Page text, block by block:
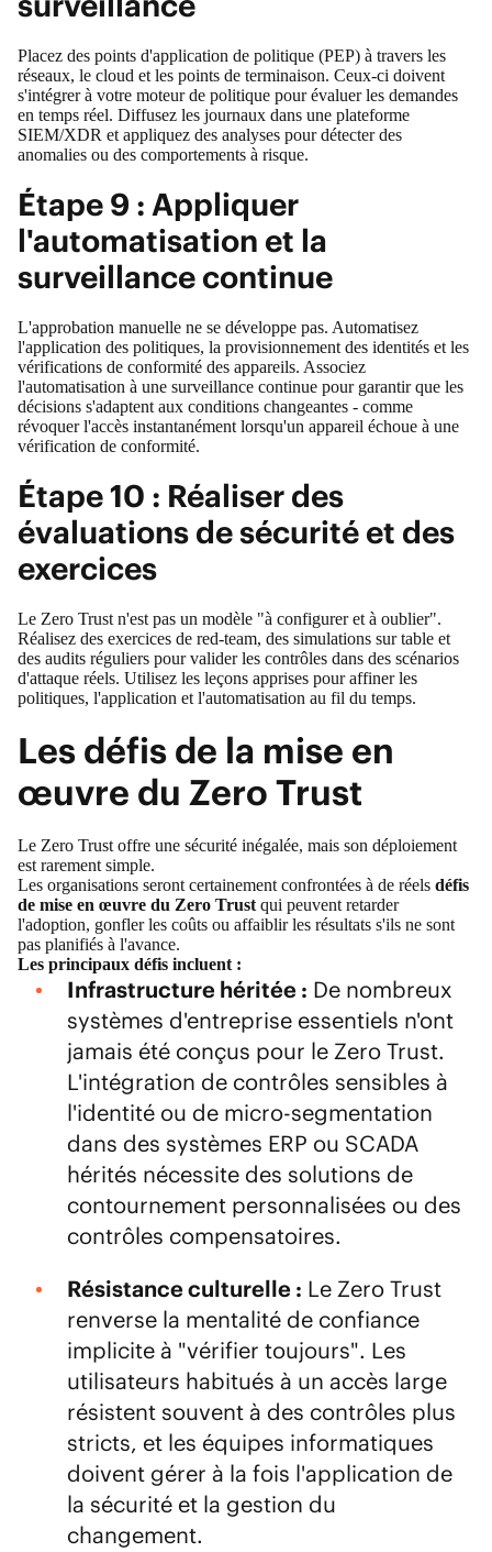
Placez des points d'application de politique (PEP) à travers les
réseaux, le cloud et les points de terminaison. Ceux-ci doivent
s'intégrer à votre moteur de politique pour évaluer les demandes
en temps réel. Diffusez les journaux dans une plateforme
SIEM/XDR et appliquez des analyses pour détecter des
anomalies ou des comportements à risque.
Étape 9 : Appliquer
l'automatisation et la
surveillance continue
L'approbation manuelle ne se développe pas. Automatisez
l'application des politiques, la provisionnement des identités et les
vérifications de conformité des appareils. Associez
l'automatisation à une surveillance continue pour garantir que les
décisions s'adaptent aux conditions changeantes - comme
révoquer l'accès instantanément lorsqu'un appareil échoue à une
vérification de conformité.
Étape 10 : Réaliser des
évaluations de sécurité et des
exercices
Le Zero Trust n'est pas un modèle "à configurer et à oublier".
Réalisez des exercices de red-team, des simulations sur table et
des audits réguliers pour valider les contrôles dans des scénarios
d'attaque réels. Utilisez les leçons apprises pour affiner les
politiques, l'application et l'automatisation au fil du temps.
Les défis de la mise en
œuvre du Zero Trust
Le Zero Trust offre une sécurité inégalée, mais son déploiement
est rarement simple.
Les organisations seront certainement confrontées à de réels défis
de mise en œuvre du Zero Trustqui peuvent retarder
l'adoption, gonfler les coûts ou affaiblir les résultats s'ils ne sont
pas planifiés à l'avance.
Les principaux défis incluent :
Infrastructure héritée : De nombreux
systèmes d'entreprise essentiels n'ont
jamais été conçus pour le Zero Trust.
L'intégration de contrôles sensibles à
l'identité ou de micro-segmentation
dans des systèmes ERP ou SCADA
hérités nécessite des solutions de
contournement personnalisées ou des
contrôles compensatoires.
Résistance culturelle : Le Zero Trust
renverse la mentalité de confiance
implicite à "vérifier toujours". Les
utilisateurs habitués à un accès large
résistent souvent à des contrôles plus
stricts, et les équipes informatiques
doivent gérer à la fois l'application de
la sécurité et la gestion du
changement.